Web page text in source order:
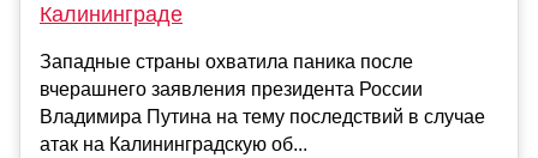
Калининграде
Западные страны охватила паника после
вчерашнего заявления президента России
Владимира Путина на тему последствий в случае
атак на Калининградскую об...